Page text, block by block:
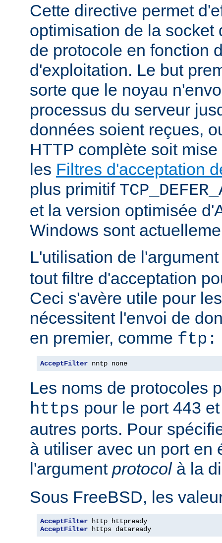
Cette directive permet
optimisation de la socket
de protocole en fonction
d'exploitation. Le but
sorte que le noyau
processus du serveur
données soient reçues,
HTTP complète soit
les Filtres d'acceptation
plus primitif
et la version optimisée
Windows sont
L'utilisation de
tout filtre d'acceptation
Ceci s'avère utile pour
nécessitent l'envoi de
en premier, comme ftp:
AcceptFilter nntp none
Les noms de protocoles
https pour le port 443
autres ports. Pour
à utiliser avec un port en
l'argument protocolà la
Sous FreeBSD, les
AcceptFilter
AcceptFilter https dataready